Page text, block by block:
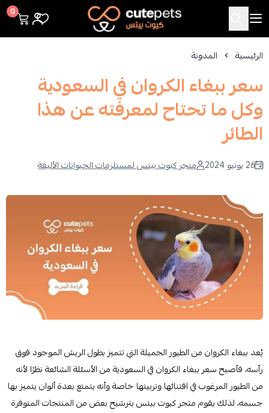
Cutepets
0
الرئيسية المدونة
سعر ببغاء الكروان في السعودية
وكل ما تحتاح لمعرفته عن هذا
الطائر
26 يونيو 2024 متجر كيوت بيتس لمستلزمات الحيوانات الأليفة
يُعد ببغاء الكروان من الطيور الجميلة التي تتميز بطول الريش الموجود فوق
رأسه، فأصبح سعر ببغاء الكروان في السعودية من الأسئلة الشائعة نظرًا لأنه
من الطيور المرغوب في اقتنائها وتربيتها خاصة وأنه يتمتع بعدة ألوان يتميز بها
جسمه، لذلك يقوم متجر كيوت بيتس بترشيح بعض من المنتجات المتوفرة